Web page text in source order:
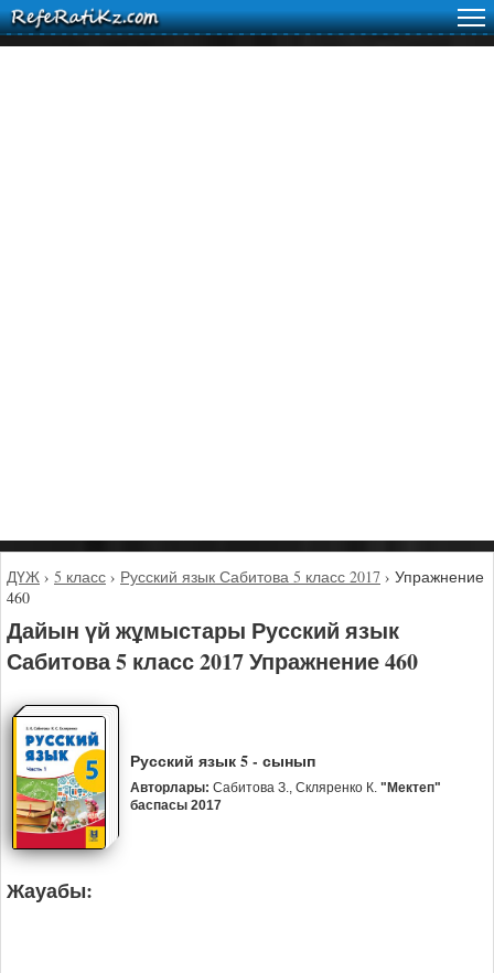
ДҮЖ › 5 класс › Русский язык Сабитова 5 класс 2017 › Упражнение
460
Дайын үй жұмыстары Русский язык
Сабитова 5 класс 2017 Упражнение 460
Русский язык 5 - сынып
Авторлары: Сабитова З., Скляренко К. "Мектеп"
баспасы 2017
Жауабы: